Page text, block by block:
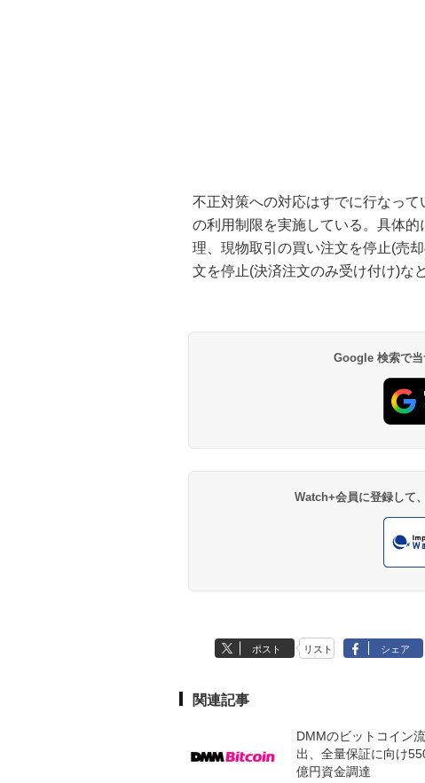
不正対策への対応はすでに行なっ
の利用制限を実施している。具体
理、現物取引の買い注文を停止(売
文を停止(決済注文のみ受け付け)な
Google 検索で当
Watch+会員に登録して
ポスト リスト シェア
関連記事
DMMのビットコイン流
出、全量保証に向け
億円資金調達